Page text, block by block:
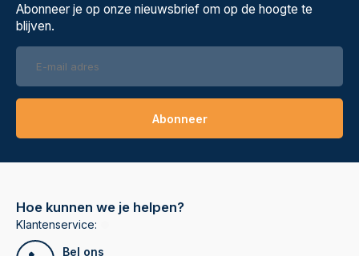
Abonneer je op onze nieuwsbrief om op de hoogte te
blijven.
Abonneer
Hoe kunnen we je helpen?
Klantenservice:
Bel ons